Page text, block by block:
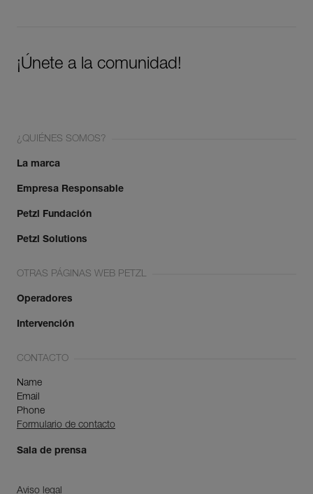
¡Únete a la comunidad!
¿QUIÉNES SOMOS?
La marca
Empresa Responsable
Petzl Fundación
Petzl Solutions
OTRAS PÁGINAS WEB PETZL
Operadores
Intervención
CONTACTO
Name
Email
Phone
Formulario de contacto
Sala de prensa
Aviso legal